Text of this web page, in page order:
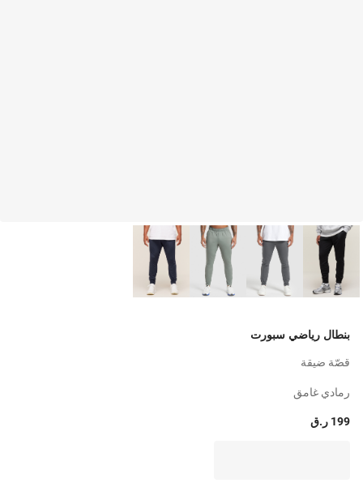
بنطال رياضي سبورت
قصّة ضيقة
رمادي غامق
199 ر.ق